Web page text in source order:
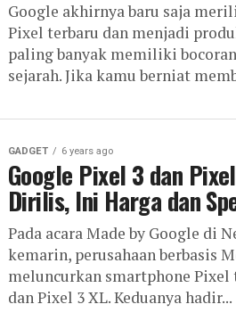
Google akhirnya baru saja
Pixel terbaru dan menjadi
paling banyak memiliki
sejarah. Jika kamu berniat
GADGET 6 years ago
Google Pixel 3 dan
Dirilis, Ini Harga dan
Pada acara Made by Google di
kemarin, perusahaan berbasis
meluncurkan smartphone Pixel
dan Pixel 3 XL. Keduanya hadir...